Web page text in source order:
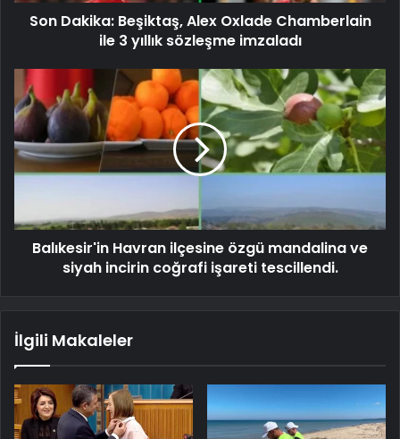
Son Dakika: Beşiktaş, Alex Oxlade Chamberlain
ile 3 yıllık sözleşme imzaladı
Balıkesir'in Havran ilçesine özgü mandalina ve
siyah incirin coğrafi işareti tescillendi.
İlgili Makaleler